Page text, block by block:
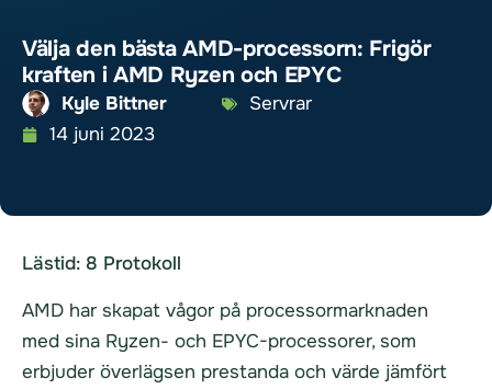
Välja den bästa AMD-processorn: Frigör
kraften i AMD Ryzen och EPYC
Kyle Bittner
Servrar
14 juni 2023
Lästid: 8 Protokoll
AMD har skapat vågor på processormarknaden
med sina Ryzen- och EPYC-processorer, som
erbjuder överlägsen prestanda och värde jämfört